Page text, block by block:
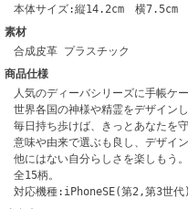
本体サイズ:縦14.2cm 横7.5cm
素材
合成皮革 プラスチック
商品仕様
人気のディーバシリーズに手帳ケ
世界各国の神様や精霊をデザイン
毎日持ち歩けば、きっとあなたを
意味や由来で選ぶも良し、デザイン
他にはない自分らしさを楽しもう。
全15柄。
対応機種:iPhoneSE(第2,第3世